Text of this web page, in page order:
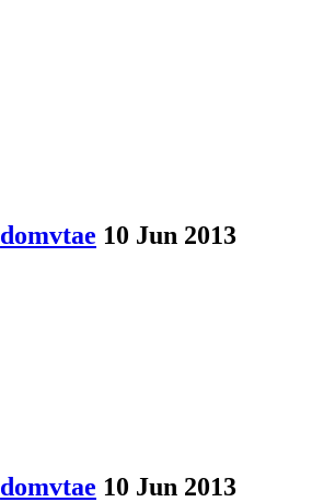
domvtae 10 Jun 2013
domvtae 10 Jun 2013